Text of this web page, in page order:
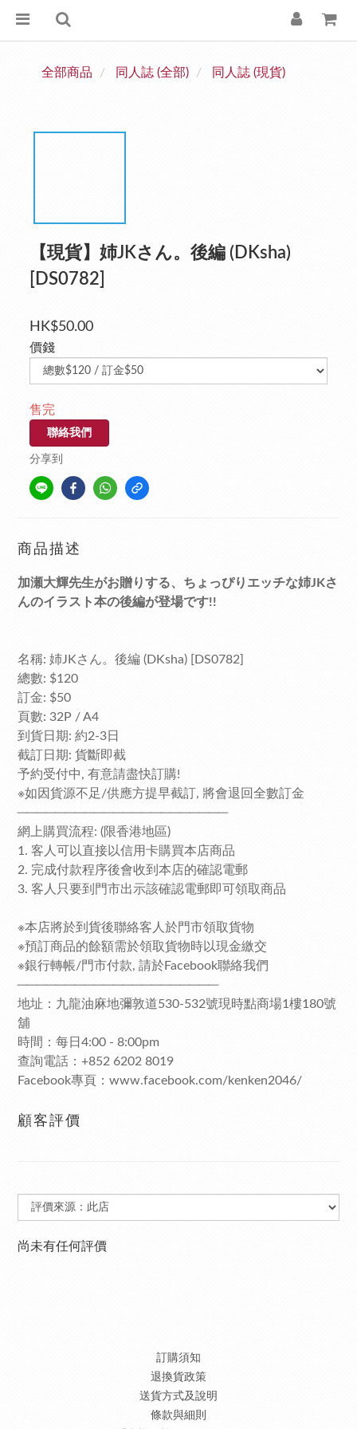
全部商品 同人誌 (全部) 同人誌 (現貨)
【現貨】姉JKさん。後編 (DKsha)
[DS0782]
HK$50.00
價錢
售完
聯絡我們
分享到
商品描述
加瀬大輝先生がお贈りする、ちょっぴりエッチな姉JKさ
んのイラスト本の後編が登場です!!
名稱: 姉JKさん。後編 (DKsha) [DS0782]
總數: $120
訂金: $50
頁數: 32P / A4
到貨日期: 約2-3日
截訂日期: 貨斷即截
予約受付中, 有意請盡快訂購!
※如因貨源不足/供應方提早截訂, 將會退回全數訂金
──────────────────────
網上購買流程: (限香港地區)
1. 客人可以直接以信用卡購買本店商品
2. 完成付款程序後會收到本店的確認電郵
3. 客人只要到門市出示該確認電郵即可領取商品
※本店將於到貨後聯絡客人於門市領取貨物
※預訂商品的餘額需於領取貨物時以現金繳交
※銀行轉帳/門市付款, 請於Facebook聯絡我們
─────────────────────
地址：九龍油麻地彌敦道530-532號現時點商場1樓180號
舖
時間：每日4:00 - 8:00pm
查詢電話：+852 6202 8019
Facebook專頁：www.facebook.com/kenken2046/
顧客評價
尚未有任何評價
訂購須知
退換貨政策
送貨方式及說明
條款與細則